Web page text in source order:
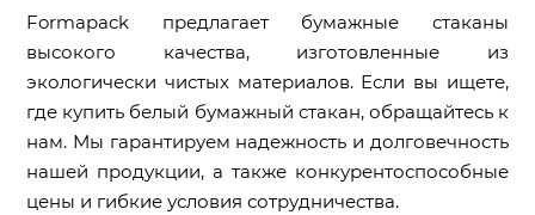
Formapack предлагает бумажные стаканы
высокого качества, изготовленные из
экологически чистых материалов. Если вы ищете,
где купить белый бумажный стакан, обращайтесь к
нам. Мы гарантируем надежность и долговечность
нашей продукции, а также конкурентоспособные
цены и гибкие условия сотрудничества.